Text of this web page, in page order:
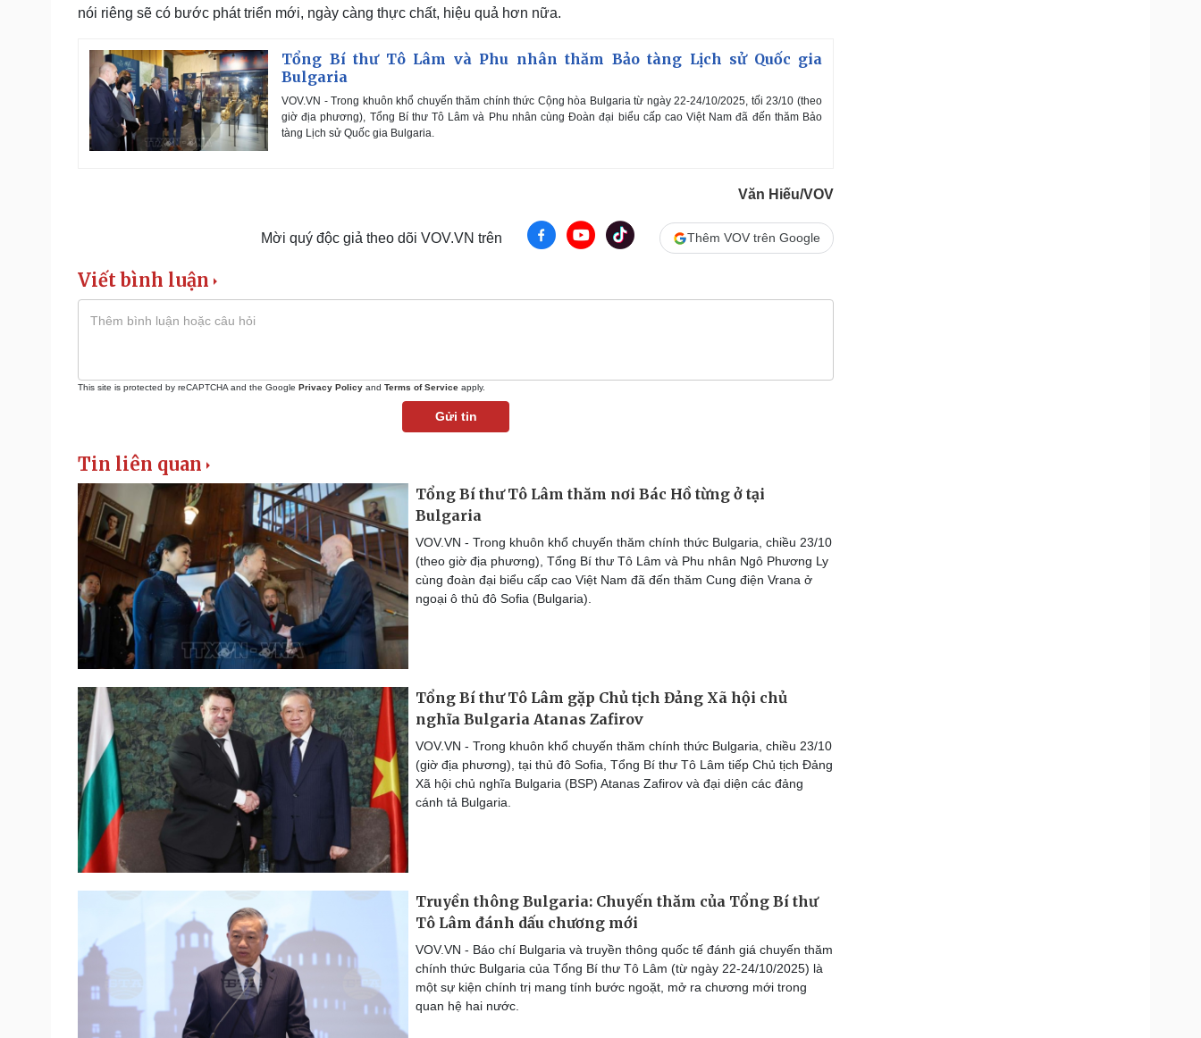
nói riêng sẽ có bước phát triển mới, ngày càng thực chất, hiệu quả hơn nữa.
Tổng Bí thư Tô Lâm và Phu nhân thăm Bảo tàng Lịch sử Quốc gia
Bulgaria
VOV.VN - Trong khuôn khổ chuyến thăm chính thức Cộng hòa Bulgaria từ ngày 22-24/10/2025, tối 23/10 (theo
giờ địa phương), Tổng Bí thư Tô Lâm và Phu nhân cùng Đoàn đại biểu cấp cao Việt Nam đã đến thăm Bảo
tàng Lịch sử Quốc gia Bulgaria.
Văn Hiếu/VOV
Mời quý độc giả theo dõi VOV.VN trên Thêm VOV trên Google
Viết bình luận
This site is protected by reCAPTCHA and the Google Privacy Policy and Terms of Service apply.
Gửi tin
Tin liên quan
Tổng Bí thư Tô Lâm thăm nơi Bác Hồ từng ở tại
Bulgaria
VOV.VN - Trong khuôn khổ chuyến thăm chính thức Bulgaria, chiều 23/10
(theo giờ địa phương), Tổng Bí thư Tô Lâm và Phu nhân Ngô Phương Ly
cùng đoàn đại biểu cấp cao Việt Nam đã đến thăm Cung điện Vrana ở
ngoại ô thủ đô Sofia (Bulgaria).
Tổng Bí thư Tô Lâm gặp Chủ tịch Đảng Xã hội chủ
nghĩa Bulgaria Atanas Zafirov
VOV.VN - Trong khuôn khổ chuyến thăm chính thức Bulgaria, chiều 23/10
(giờ địa phương), tại thủ đô Sofia, Tổng Bí thư Tô Lâm tiếp Chủ tịch Đảng
Xã hội chủ nghĩa Bulgaria (BSP) Atanas Zafirov và đại diện các đảng
cánh tả Bulgaria.
Truyền thông Bulgaria: Chuyến thăm của Tổng Bí thư
Tô Lâm đánh dấu chương mới
VOV.VN - Báo chí Bulgaria và truyền thông quốc tế đánh giá chuyến thăm
chính thức Bulgaria của Tổng Bí thư Tô Lâm (từ ngày 22-24/10/2025) là
một sự kiện chính trị mang tính bước ngoặt, mở ra chương mới trong
quan hệ hai nước.